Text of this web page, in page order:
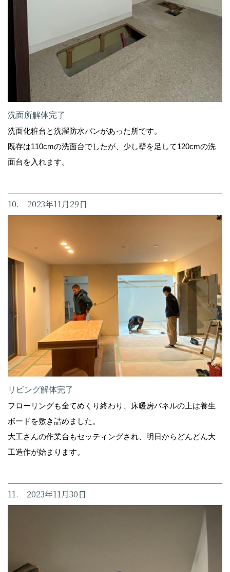
洗面所解体完了
洗面化粧台と洗濯防水パンがあった所です。
既存は110cmの洗面台でしたが、少し壁を足して120cmの洗
面台を入れます。
10. 2023年11月29日
リビング解体完了
フローリングも全てめくり終わり、床暖房パネルの上は養生
ボードを敷き詰めました。
大工さんの作業台もセッティングされ、明日からどんどん大
工造作が始まります。
11. 2023年11月30日